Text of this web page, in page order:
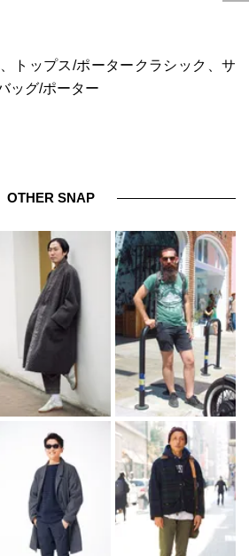
トップス/ポータークラシック、サ
ッグ/ポーター
OTHER SNAP